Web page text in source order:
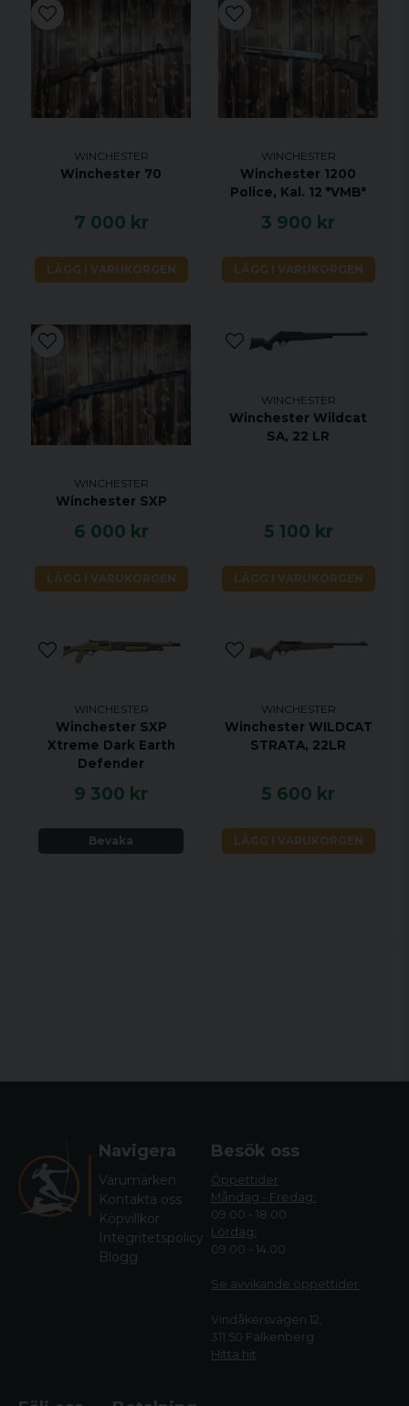
WINCHESTER
Winchester 70
7 000 kr
LÄGG I VARUKORGEN
WINCHESTER
Winchester 1200
Police, Kal. 12 *VMB*
3 900 kr
LÄGG I VARUKORGEN
WINCHESTER
Winchester SXP
6 000 kr
LÄGG I VARUKORGEN
WINCHESTER
Winchester Wildcat
SA, 22 LR
5 100 kr
LÄGG I VARUKORGEN
WINCHESTER
Winchester SXP
Xtreme Dark Earth
Defender
9 300 kr
Bevaka
WINCHESTER
Winchester WILDCAT
STRATA, 22LR
5 600 kr
LÄGG I VARUKORGEN
Tillbehör
Navigera
Varumärken
Kontakta oss
Köpvillkor
Integritetspolicy
Blogg
Besök oss
Öppettider
Måndag - Fredag:
09.00 - 18.00
Lördag:
09.00 - 14.00
Se avvikande öppettider
Vindåkersvägen 12,
311 50 Falkenberg
Hitta hit